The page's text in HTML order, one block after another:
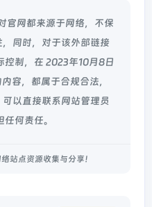
官网都来源于网络，不保
同时，对于该外部链接
控制，在 2023年10月8日
容，都属于合规合法，
以直接联系网站管理员
何责任。
站点资源收集与分享！